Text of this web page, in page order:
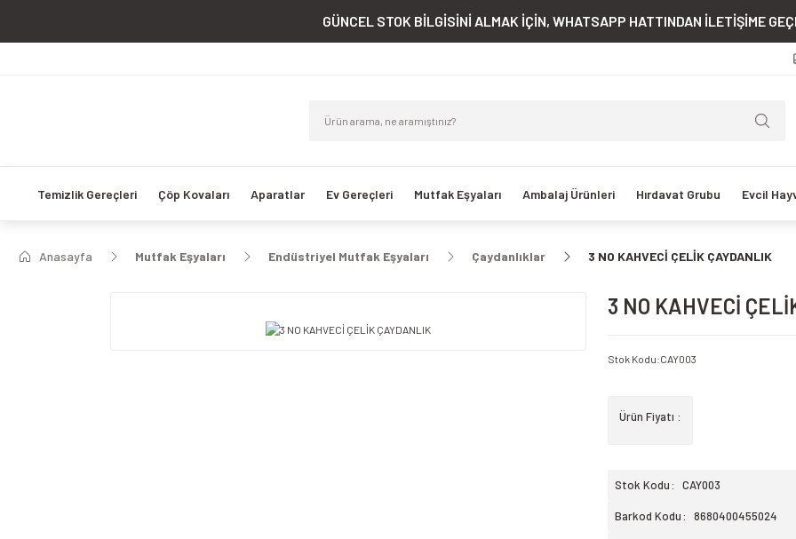
GÜNCEL STOK BİLGİSİNİ ALMAK İÇİN, WHATSAPP HATTINDAN İLETİŞİME
Temizlik Gereçleri Çöp Kovaları Aparatlar Ev Gereçleri Mutfak Eşyaları Ambalaj Ürünleri Hırdavat Grubu Evcil
Anasayfa Mutfak Eşyaları Endüstriyel Mutfak Eşyaları Çaydanlıklar 3 NO KAHVECİ ÇELİK ÇAYDANLIK
3 NO KAHVECİ
Stok Kodu:CAY003
Ürün Fiyatı :
Stok Kodu CAY003
Barkod Kodu 8680400455024